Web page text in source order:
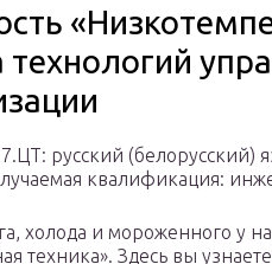
технологий
русский (белорусский)
квалификация:
холода и мороженного у
техника». Здесь вы